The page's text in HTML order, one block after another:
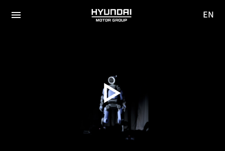
HYUNDAI
EN